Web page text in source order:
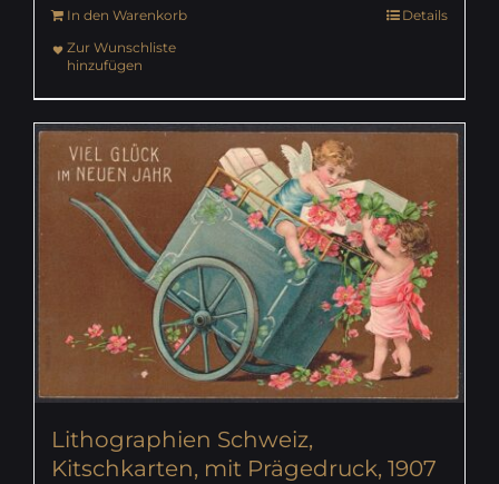
In den Warenkorb
Details
Zur Wunschliste
hinzufügen
Lithographien Schweiz,
Kitschkarten, mit Prägedruck, 1907